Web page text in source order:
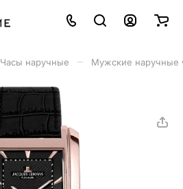
Часы наручные Мужские наручные